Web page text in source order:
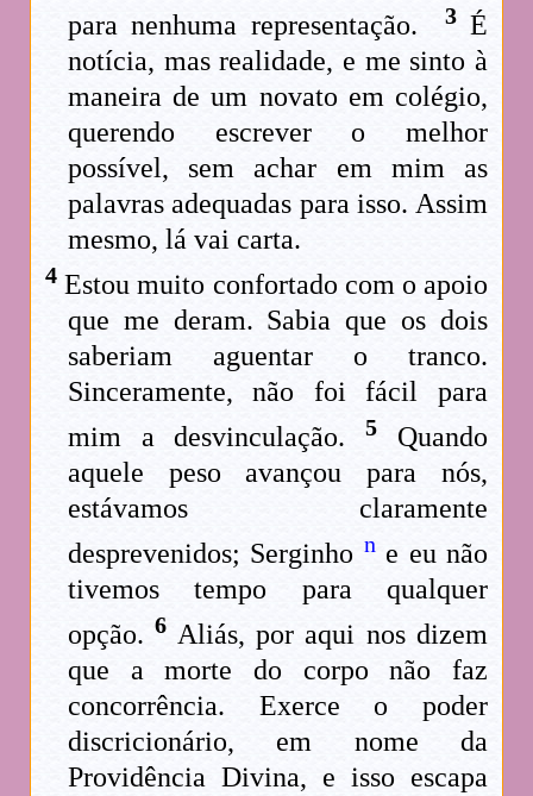
para nenhuma representação.
3É
notícia, mas realidade, e me sinto à
maneira de um novato em colégio,
querendo escrever o melhor
possível, sem achar em mim as
palavras adequadas para isso. Assim
mesmo, lá vai carta.
4 Estou muito confortado com o apoio
que me deram. Sabia que os dois
saberiam aguentar o tranco.
Sinceramente, não foi fácil para
mim a desvinculação.5 Quando
aquele peso avançou para nós,
estávamos claramente
desprevenidos; Serginho ne eu não
tivemos tempo para qualquer
opção.6 Aliás, por aqui nos dizem
que a morte do corpo não faz
concorrência. Exerce o poder
discricionário, em nome da
Providência Divina, e isso escapa